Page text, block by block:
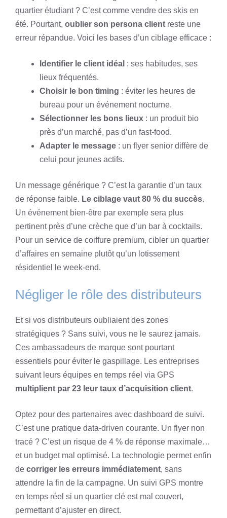
quartier étudiant ? C’est comme vendre des skis en
été. Pourtant, oublier son persona client reste une
erreur répandue. Voici les bases d’un ciblage efficace :
Identifier le client idéal : ses habitudes, ses
lieux fréquentés.
Choisir le bon timing : éviter les heures de
bureau pour un événement nocturne.
Sélectionner les bons lieux : un produit bio
près d’un marché, pas d’un fast-food.
Adapter le message : un flyer senior diffère de
celui pour jeunes actifs.
Un message générique ? C’est la garantie d’un taux
de réponse faible. Le ciblage vaut 80 % du succès.
Un événement bien-être par exemple sera plus
pertinent près d’une crèche que d’un bar à cocktails.
Pour un service de coiffure premium, cibler un quartier
d’affaires en semaine plutôt qu’un lotissement
résidentiel le week-end.
Négliger le rôle des distributeurs
Et si vos distributeurs oubliaient des zones
stratégiques ? Sans suivi, vous ne le saurez jamais.
Ces ambassadeurs de marque sont pourtant
essentiels pour éviter le gaspillage. Les entreprises
suivant leurs équipes en temps réel via GPS
multiplient par 23 leur taux d’acquisition client.
Optez pour des partenaires avec dashboard de suivi.
C’est une pratique data-driven courante. Un flyer non
tracé ? C’est un risque de 4 % de réponse maximale…
et un budget mal optimisé. La technologie permet enfin
de corriger les erreurs immédiatement, sans
attendre la fin de la campagne. Un suivi GPS montre
en temps réel si un quartier clé est mal couvert,
permettant d’ajuster en direct.